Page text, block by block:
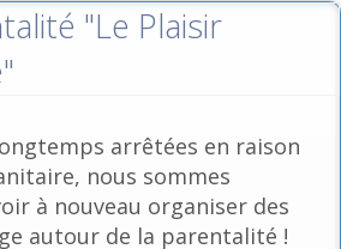
"Le Plaisir
arrêtées en raison
nous sommes
à nouveau organiser des
autour de la parentalité !